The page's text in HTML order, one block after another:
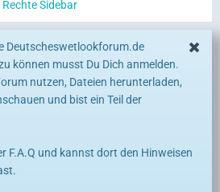
Deutscheswetlookforum.de
können musst Du Dich anmelden.
nutzen, Dateien herunterladen,
und bist ein Teil der
F.A.Q und kannst dort den Hinweisen